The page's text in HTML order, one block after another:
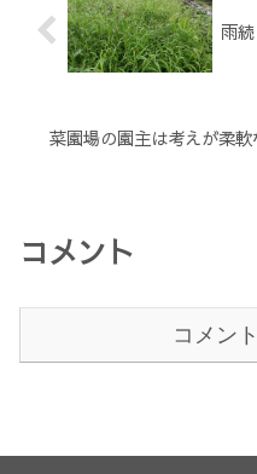
雨
菜園場の園主は考えが柔軟
コメント
コメン